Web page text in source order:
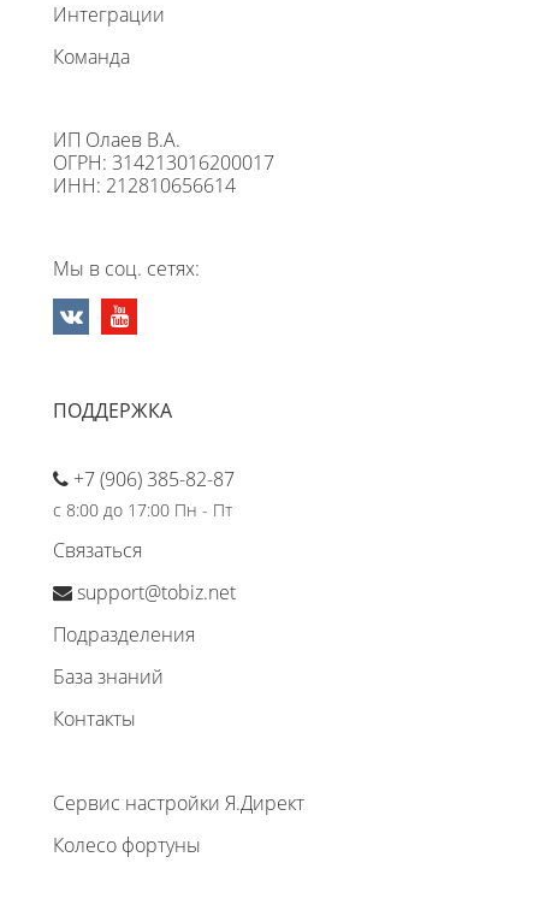
Интеграции
Команда
ИП Олаев В.А.
ОГРН: 314213016200017
ИНН: 212810656614
Мы в соц. сетях:
ПОДДЕРЖКА
+7 (906) 385-82-87
с 8:00 до 17:00 Пн - Пт
Связаться
support@tobiz.net
Подразделения
База знаний
Контакты
Сервис настройки Я.Директ
Колесо фортуны